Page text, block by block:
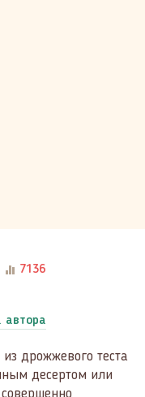
7136
автора
дрожжевого теста
десертом или